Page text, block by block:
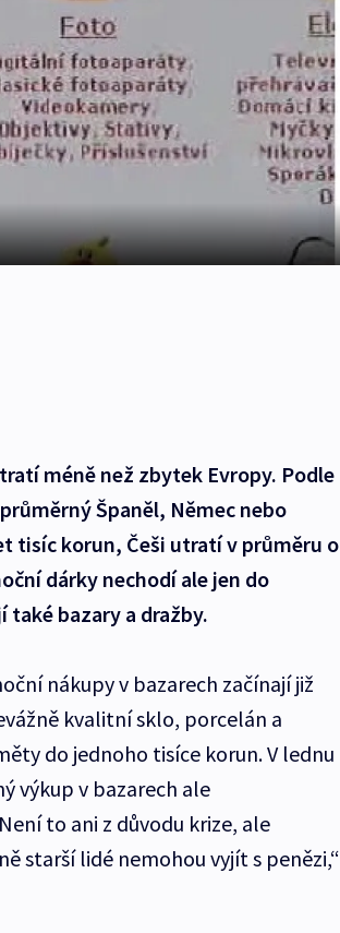
méně než zbytek Evropy. Podle
Španěl, Němec nebo
tisíc korun, Češi utratí v průměru o
dárky nechodí ale jen do
také bazary a dražby.
nákupy v bazarech začínají již
kvalitní sklo, porcelán a
do jednoho tisíce korun. V lednu
výkup v bazarech ale
to ani z důvodu krize, ale
starší lidé nemohou vyjít s penězi,“